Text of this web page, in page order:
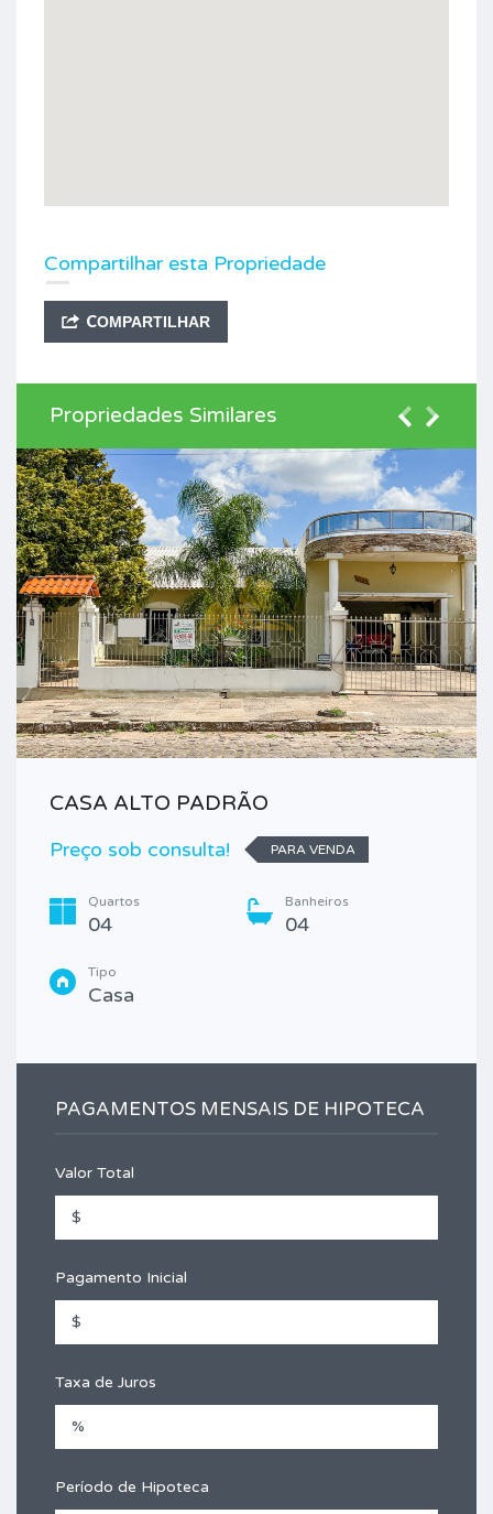
Compartilhar esta Propriedade
COMPARTILHAR
Propriedades Similares
CASA ALTO PADRÃO
Preço sob consulta!
PARA VENDA
Quartos
04
Banheiros
04
Tipo
Casa
PAGAMENTOS MENSAIS DE HIPOTECA
Valor Total
Pagamento Inicial
Taxa de Juros
Período de Hipoteca